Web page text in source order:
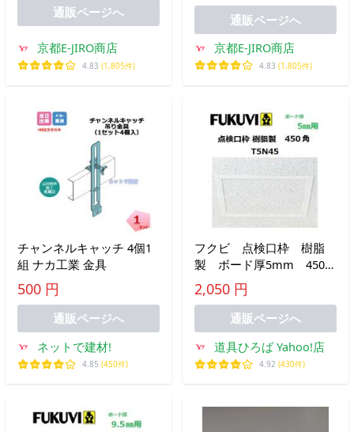
通販ページへ
京都E-JIRO商店
4.83 (1,805件)
通販ページへ
京都E-JIRO商店
4.83 (1,805件)
チャンネルキャッチ 4個1
組 ナカ工業 金具
500 円
通販ページへ
ネットで建材!
4.85 (450件)
フクビ 点検口枠 樹脂
製 ボード厚5mm 450
角 T5N45 色：オフホワ
イト 【代引き不可】
2,050 円
通販ページへ
道具ひろば Yahoo!店
4.92 (430件)